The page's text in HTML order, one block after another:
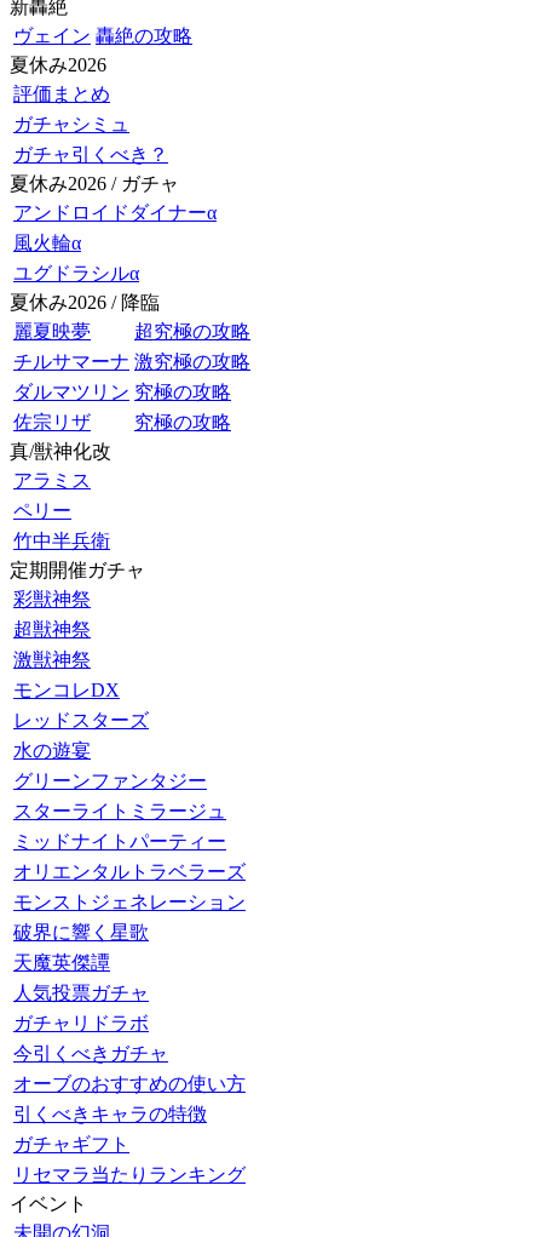
新轟絶
ヴェイン 轟絶の攻略
夏休み2026
評価まとめ
ガチャシミュ
ガチャ引くべき？
夏休み2026 / ガチャ
アンドロイドダイナーα
風火輪α
ユグドラシルα
夏休み2026 / 降臨
麗夏映夢
超究極の攻略
チルサマーナ 激究極の攻略
ダルマツリン 究極の攻略
佐宗リザ
究極の攻略
真/獣神化改
アラミス
ペリー
竹中半兵衛
定期開催ガチャ
彩獣神祭
超獣神祭
激獣神祭
モンコレDX
レッドスターズ
水の遊宴
グリーンファンタジー
スターライトミラージュ
ミッドナイトパーティー
オリエンタルトラベラーズ
モンストジェネレーション
破界に響く星歌
天魔英傑譚
人気投票ガチャ
ガチャリドラボ
今引くべきガチャ
オーブのおすすめの使い方
引くべきキャラの特徴
ガチャギフト
リセマラ当たりランキング
イベント
未開の幻洞